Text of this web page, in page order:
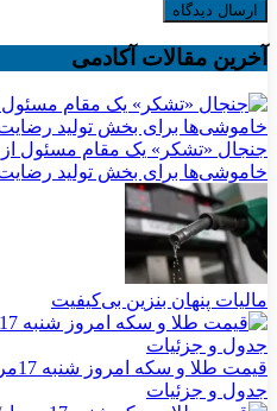
آخرین مقالات آکادمی
جنجال «تشکر» یک مقام مسئول
خاموشی‌ها برای بخش تولید
مالیات پنهان بنزین بی‌کیفیت
جدول و جزئیات